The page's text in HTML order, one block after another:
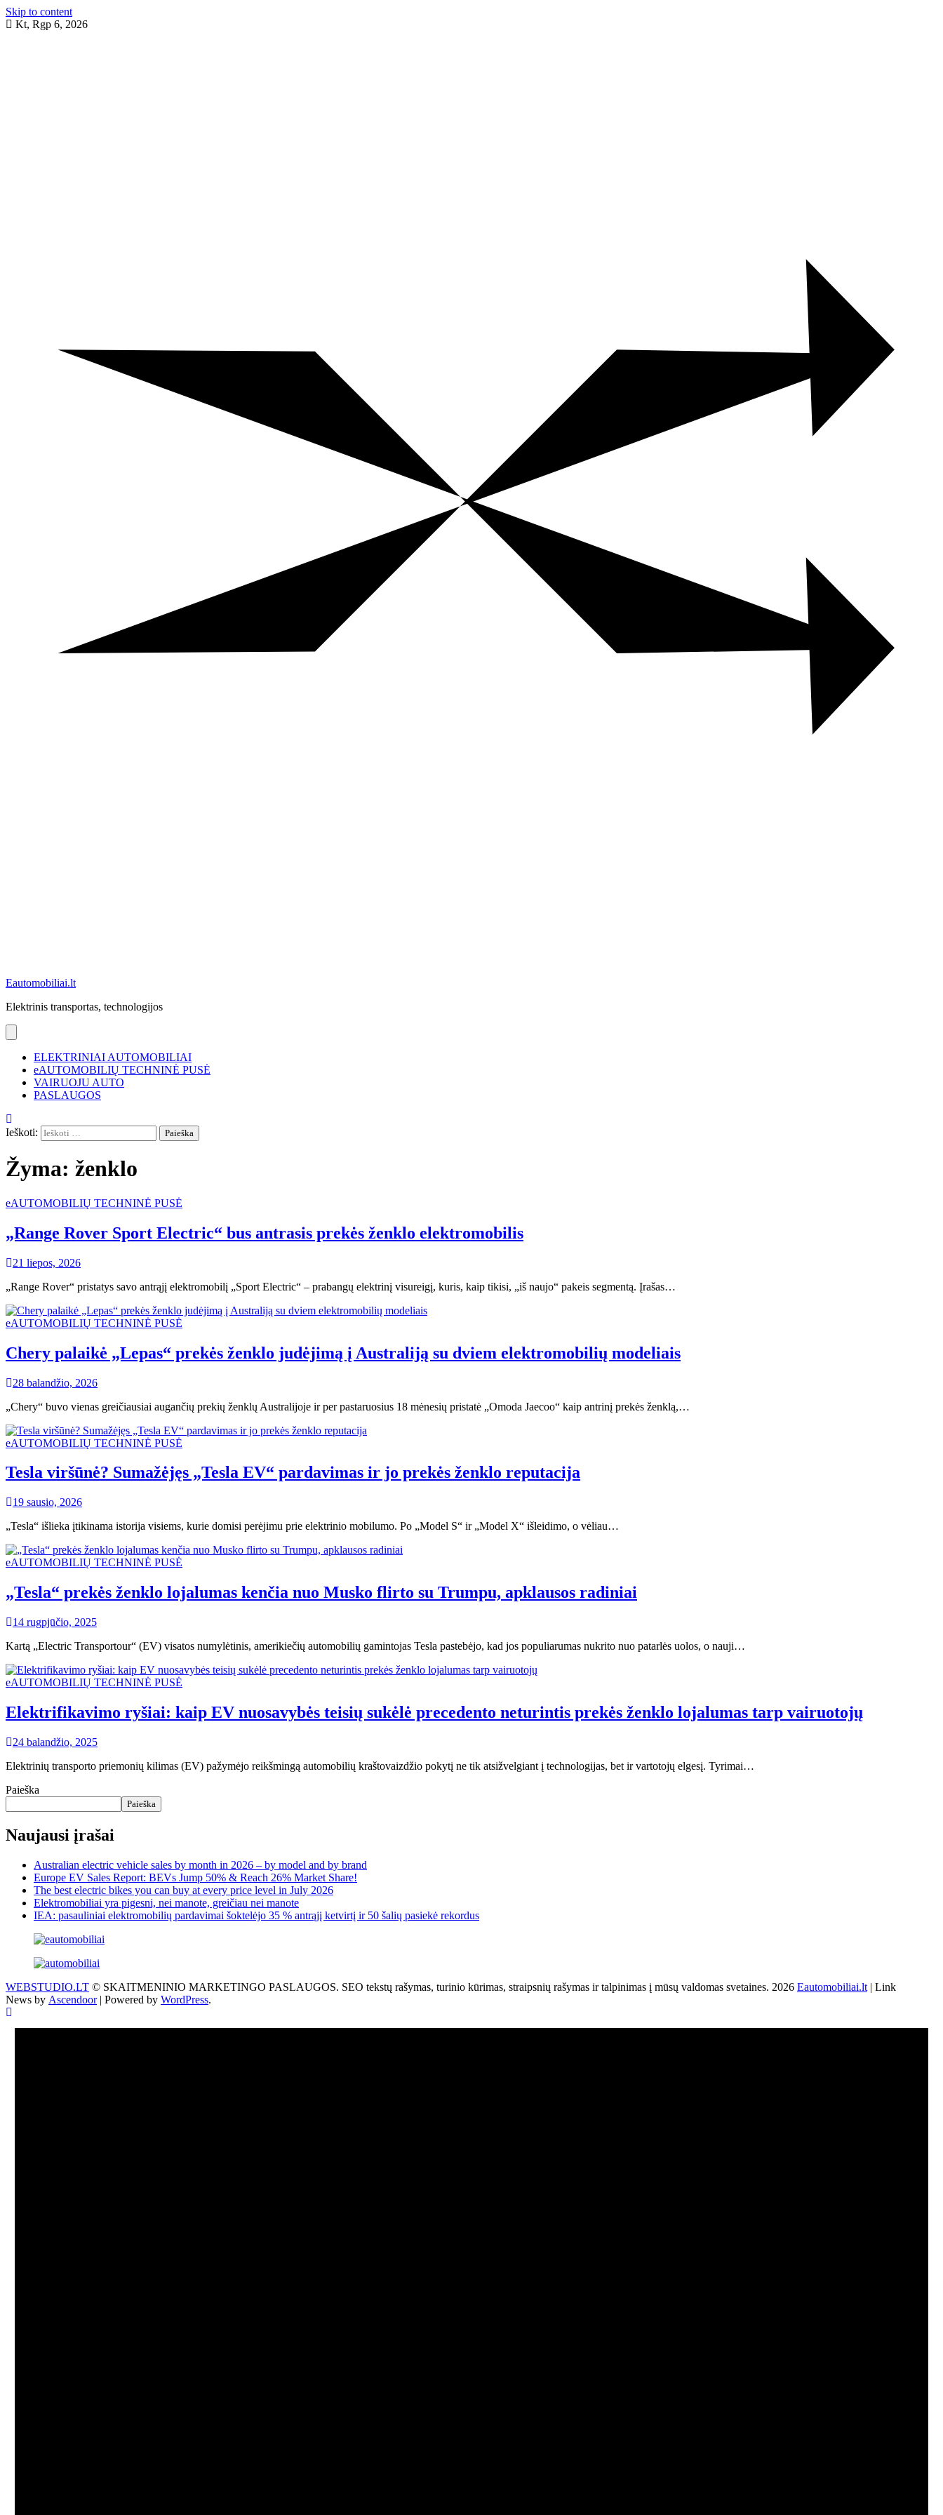
Skip to content
Kt, Rgp 6, 2026
Eautomobiliai.lt
Elektrinis transportas, technologijos
ELEKTRINIAI AUTOMOBILIAI
eAUTOMOBILIŲ TECHNINĖ PUSĖ
VAIRUOJU AUTO
PASLAUGOS
Ieškoti:
Žyma: ženklo
eAUTOMOBILIŲ TECHNINĖ PUSĖ
„Range Rover Sport Electric“ bus antrasis prekės ženklo elektromobilis
21 liepos, 2026
„Range Rover“ pristatys savo antrąjį elektromobilį „Sport Electric“ – prabangų elektrinį visureigį, kuris, kaip tikisi, „iš naujo“ pakeis segmentą. Įrašas…
eAUTOMOBILIŲ TECHNINĖ PUSĖ
Chery palaikė „Lepas“ prekės ženklo judėjimą į Australiją su dviem elektromobilių modeliais
28 balandžio, 2026
„Chery“ buvo vienas greičiausiai augančių prekių ženklų Australijoje ir per pastaruosius 18 mėnesių pristatė „Omoda Jaecoo“ kaip antrinį prekės ženklą,…
eAUTOMOBILIŲ TECHNINĖ PUSĖ
Tesla viršūnė? Sumažėjęs „Tesla EV“ pardavimas ir jo prekės ženklo reputacija
19 sausio, 2026
„Tesla“ išlieka įtikinama istorija visiems, kurie domisi perėjimu prie elektrinio mobilumo. Po „Model S“ ir „Model X“ išleidimo, o vėliau…
eAUTOMOBILIŲ TECHNINĖ PUSĖ
„Tesla“ prekės ženklo lojalumas kenčia nuo Musko flirto su Trumpu, apklausos radiniai
14 rugpjūčio, 2025
Kartą „Electric Transportour“ (EV) visatos numylėtinis, amerikiečių automobilių gamintojas Tesla pastebėjo, kad jos populiarumas nukrito nuo patarlės uolos, o nauji…
eAUTOMOBILIŲ TECHNINĖ PUSĖ
Elektrifikavimo ryšiai: kaip EV nuosavybės teisių sukėlė precedento neturintis prekės ženklo lojalumas tarp vairuotojų
24 balandžio, 2025
Elektrinių transporto priemonių kilimas (EV) pažymėjo reikšmingą automobilių kraštovaizdžio pokytį ne tik atsižvelgiant į technologijas, bet ir vartotojų elgesį. Tyrimai…
Paieška
Paieška
Naujausi įrašai
Australian electric vehicle sales by month in 2026 – by model and by brand
Europe EV Sales Report: BEVs Jump 50% & Reach 26% Market Share!
The best electric bikes you can buy at every price level in July 2026
Elektromobiliai yra pigesni, nei manote, greičiau nei manote
IEA: pasauliniai elektromobilių pardavimai šoktelėjo 35 % antrąjį ketvirtį ir 50 šalių pasiekė rekordus
WEBSTUDIO.LT © SKAITMENINIO MARKETINGO PASLAUGOS. SEO tekstų rašymas, turinio kūrimas, straipsnių rašymas ir talpinimas į mūsų valdomas svetaines. 2026 Eautomobiliai.lt | Link
News by Ascendoor| Powered by WordPress.